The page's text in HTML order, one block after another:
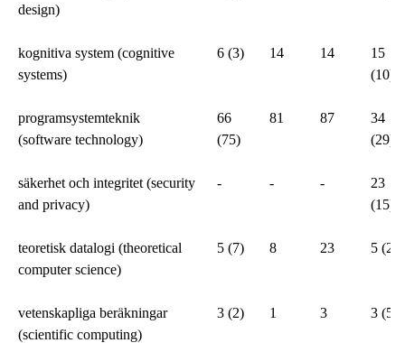
design)
kognitiva system (cognitive
systems)
6 (3) 14 14
15
(10)
programsystemteknik
(software technology)
66
(75)
81 87
34
(29)
säkerhet och integritet (security
and privacy)
- - -
23
(15)
teoretisk datalogi (theoretical
computer science)
5 (7) 8 23 5 (2)
vetenskapliga beräkningar
(scientific computing)
3 (2) 1 3 3 (5)